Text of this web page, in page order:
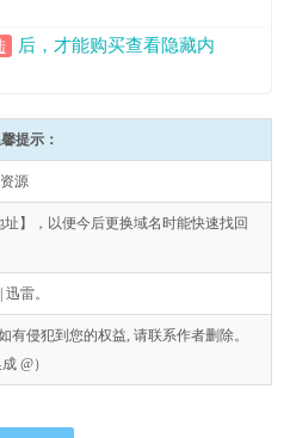
后，才能购买查看隐藏内
提示：
源
】，以便今后更换域名时能快速找回
雷。
侵犯到您的权益, 请联系作者删除。
@）